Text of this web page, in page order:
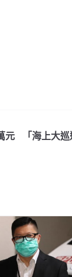
元
「海上大